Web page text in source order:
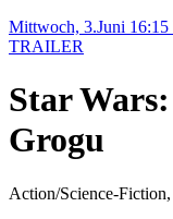
Mittwoch, 3.Juni 16:15
TRAILER
Star
Grogu
Action/Science-